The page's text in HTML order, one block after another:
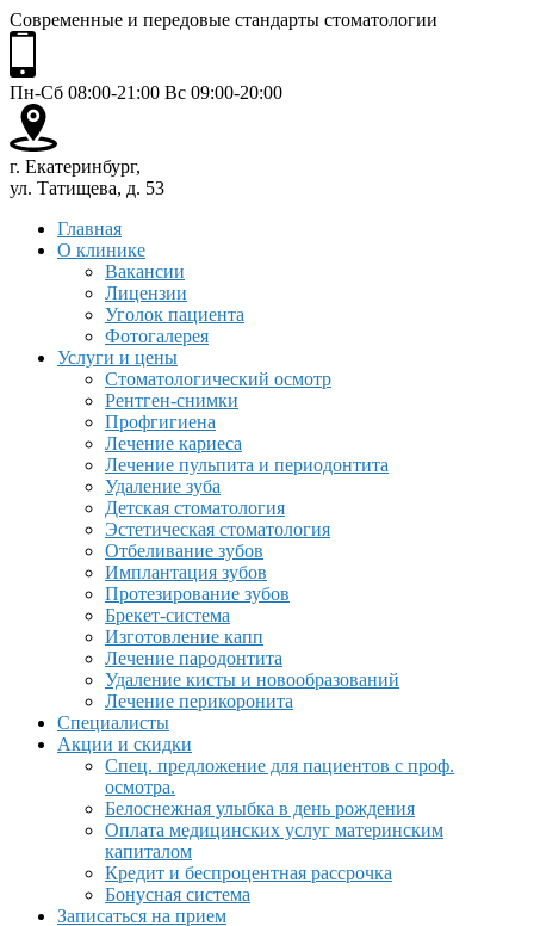
Современные и передовые стандарты стоматологии
Пн-Сб 08:00-21:00 Вс 09:00-20:00
г. Екатеринбург,
ул. Татищева, д. 53
Главная
О клинике
Вакансии
Лицензии
Уголок пациента
Фотогалерея
Услуги и цены
Стоматологический осмотр
Рентген-снимки
Профгигиена
Лечение кариеса
Лечение пульпита и периодонтита
Удаление зуба
Детская стоматология
Эстетическая стоматология
Отбеливание зубов
Имплантация зубов
Протезирование зубов
Брекет-система
Изготовление капп
Лечение пародонтита
Удаление кисты и новообразований
Лечение перикоронита
Специалисты
Акции и скидки
Спец. предложение для пациентов с проф.
осмотра.
Белоснежная улыбка в день рождения
Оплата медицинских услуг материнским
капиталом
Кредит и беспроцентная рассрочка
Бонусная система
Записаться на прием